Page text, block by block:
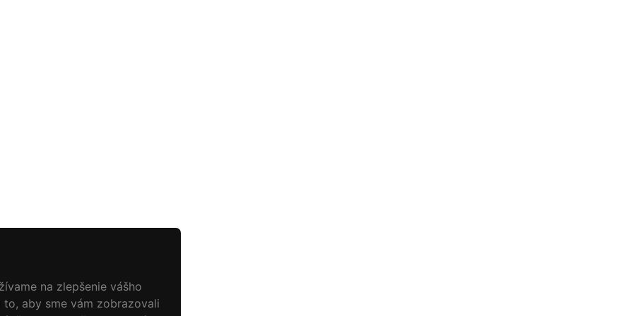
na zlepšenie vášho
aby sme vám zobrazovali